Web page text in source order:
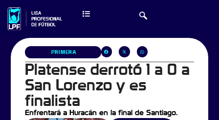
PRIMERA
Platense derrotó 1 a 0 a
San Lorenzo y es
finalista
Enfrentará a Huracán en la final de Santiago.